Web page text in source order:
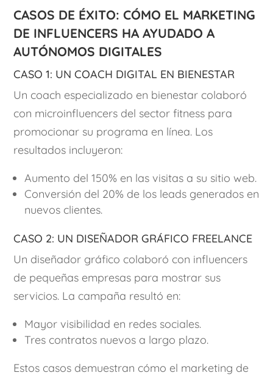
Casos de éxito: Cómo el marketing
de influencers ha ayudado a
autónomos digitales
Caso 1: Un coach digital en bienestar
Un coach especializado en bienestar colaboró
con microinfluencers del sector fitness para
promocionar su programa en línea. Los
resultados incluyeron:
Aumento del 150% en las visitas a su sitio web.
Conversión del 20% de los leads generados en
nuevos clientes.
Caso 2: Un diseñador gráfico freelance
Un diseñador gráfico colaboró con influencers
de pequeñas empresas para mostrar sus
servicios. La campaña resultó en:
Mayor visibilidad en redes sociales.
Tres contratos nuevos a largo plazo.
Estos casos demuestran cómo el marketing de